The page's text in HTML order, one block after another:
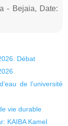
- Bejaia, Date:
Débat
de l’université
vie durable
KAIBA Kamel